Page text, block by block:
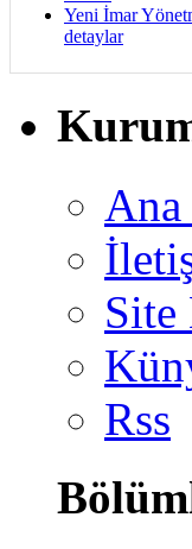
Yeni İmar
detaylar
Ana
Site
Rss